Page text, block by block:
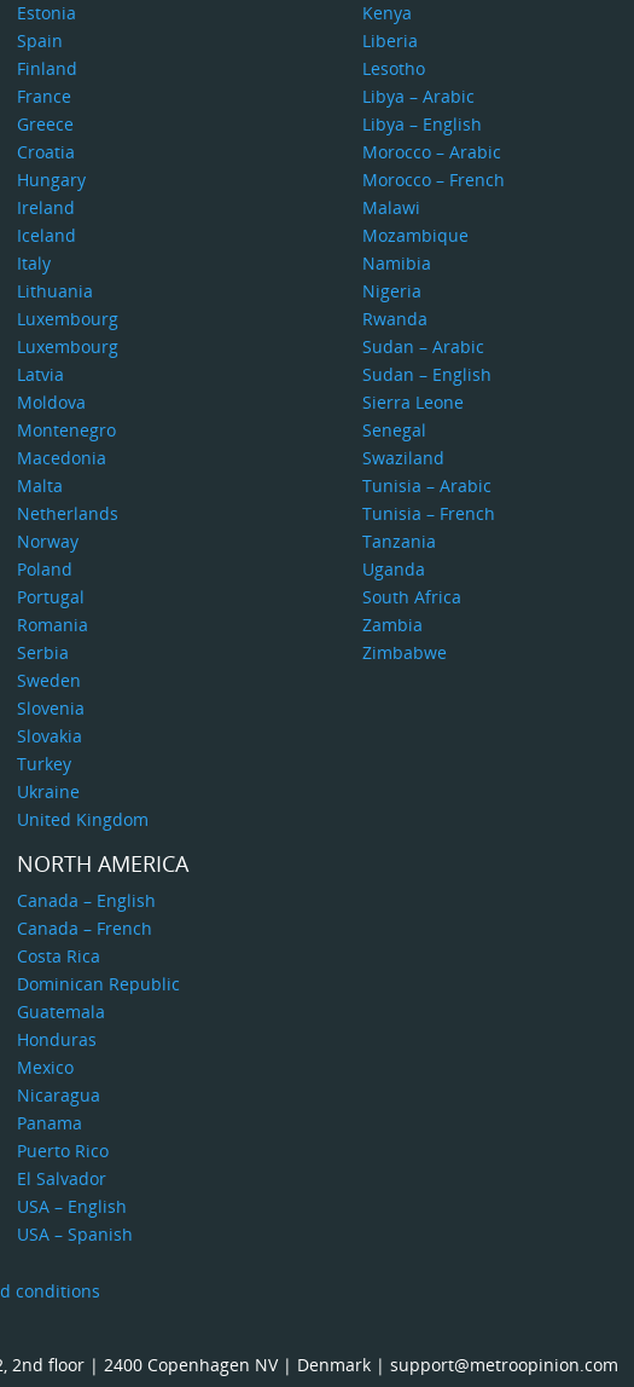
Estonia
Spain
Finland
France
Greece
Croatia
Hungary
Ireland
Iceland
Italy
Lithuania
Luxembourg
Luxembourg
Latvia
Moldova
Montenegro
Macedonia
Malta
Netherlands
Norway
Poland
Portugal
Romania
Serbia
Sweden
Slovenia
Slovakia
Turkey
Ukraine
United Kingdom
Kenya
Liberia
Lesotho
Libya – Arabic
Libya – English
Morocco – Arabic
Morocco – French
Malawi
Mozambique
Namibia
Nigeria
Rwanda
Sudan – Arabic
Sudan – English
Sierra Leone
Senegal
Swaziland
Tunisia – Arabic
Tunisia – French
Tanzania
Uganda
South Africa
Zambia
Zimbabwe
NORTH AMERICA
Canada – English
Canada – French
Costa Rica
Dominican Republic
Guatemala
Honduras
Mexico
Nicaragua
Panama
Puerto Rico
El Salvador
USA – English
USA – Spanish
conditions
2nd floor | 2400 Copenhagen NV | Denmark | support@metroopinion.com